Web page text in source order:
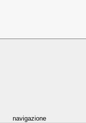
navigazione